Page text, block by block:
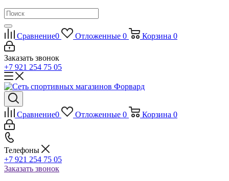
Сравнение0 Отложенные 0 Корзина 0
Заказать звонок
+7 921 254 75 05
Сравнение0 Отложенные 0 Корзина 0
Телефоны
+7 921 254 75 05
Заказать звонок